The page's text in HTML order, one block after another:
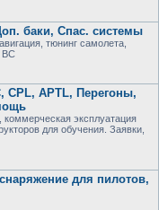
баки, Спас. системы
тюнинг самолета,
ВС
CPL, APTL, Перегоны,
эксплуатация
для обучения. Заявки,
для пилотов,